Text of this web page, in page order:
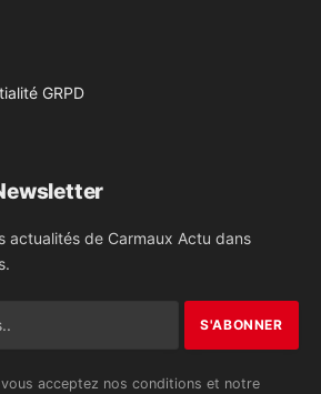
GRPD
actualités de Carmaux Actu dans
acceptez nos conditions et notre